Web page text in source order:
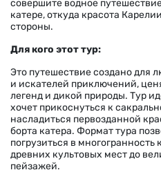
совершите водное
катере, откуда красота
стороны.
Для кого этот тур:
Это путешествие создано для
и искателей приключений,
легенд и дикой природы. Тур
хочет прикоснуться к
насладиться первозданной
борта катера. Формат тура
погрузиться в многогранность
древних культовых мест до
пейзажей.